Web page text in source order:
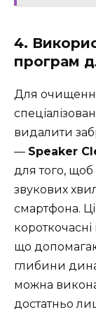
4.
програм
Для
видалити
— Speaker
для того,
звукових
смартфона.
короткочасні
що
глибини
можна
достатньо